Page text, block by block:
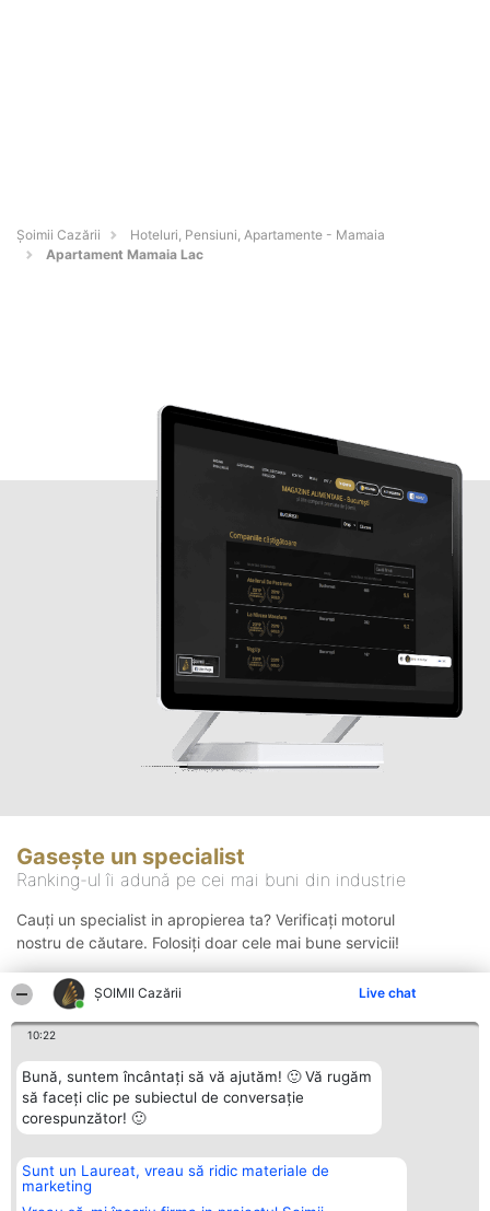
ȘOIMII Cazării Live chat
10:22
Bună, suntem încântați să vă ajutăm! 🙂 Vă rugăm
să faceți clic pe subiectul de conversație
corespunzător! 🙂
Sunt un Laureat, vreau să ridic materiale de
marketing
Șoimii Cazării
Hoteluri, Pensiuni, Apartamente - Mamaia
Apartament Mamaia Lac
Gasește un specialist
Ranking-ul îi adună pe cei mai buni din industrie
Cauți un specialist in apropierea ta? Verificați motorul
nostru de căutare. Folosiți doar cele mai bune servicii!
Organizator Ranking
BRIGHT SOLUTIONS BR SRL
Aleea Timisul De Sus 2 Bl. A30
Plebiscyt
Lista Tuturor
Contact